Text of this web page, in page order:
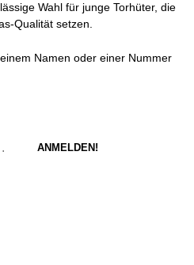
Wahl für junge Torhüter, die
Qualität setzen.
Namen oder einer Nummer